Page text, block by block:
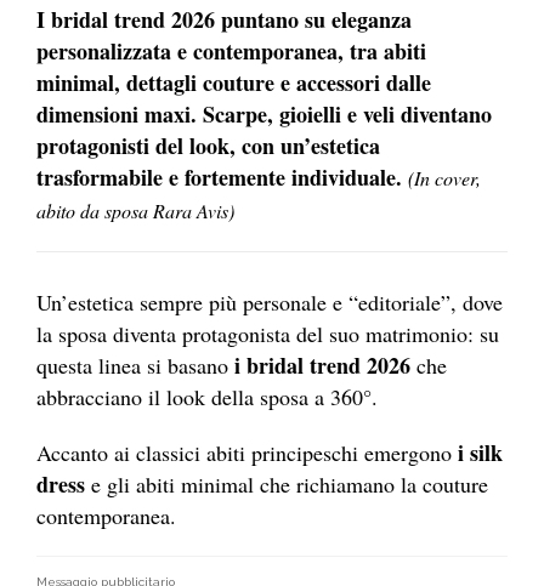
I bridal trend 2026 puntano su eleganza
personalizzata e contemporanea, tra abiti
minimal, dettagli couture e accessori dalle
dimensioni maxi. Scarpe, gioielli e veli diventano
protagonisti del look, con un’estetica
trasformabile e fortemente individuale. (In cover,
abito da sposa Rara Avis)
Un’estetica sempre più personale e “editoriale”, dove
la sposa diventa protagonista del suo matrimonio: su
questa linea si basano i bridal trend 2026 che
abbracciano il look della sposa a 360°.
Accanto ai classici abiti principeschi emergono i silk
dress e gli abiti minimal che richiamano la couture
contemporanea.
Messaggio pubblicitario